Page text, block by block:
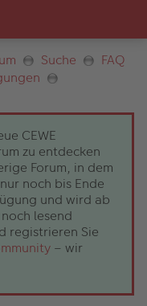
Suche
FAQ
CEWE
zu entdecken
Forum, in dem
noch bis Ende
und wird ab
lesend
registrieren Sie
– wir